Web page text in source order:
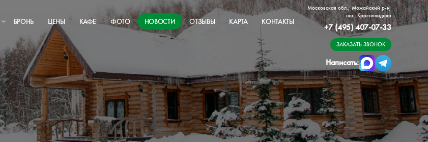
БРОНЬ ЦЕНЫ КАФЕ ФОТО НОВОСТИ ОТЗЫВЫ КАРТА КОНТАКТЫ
Московская обл., Можайский р-н,
пос. Красновидово
+7 (495) 407-07-33
ЗАКАЗАТЬ ЗВОНОК
Написать: